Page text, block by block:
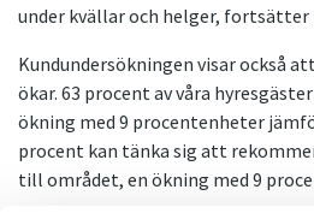
under kvällar och helger, fortsätter
Kundundersökningen visar också
ökar. 63 procent av våra
ökning med 9 procentenheter
procent kan tänka sig att
till området, en ökning med 9